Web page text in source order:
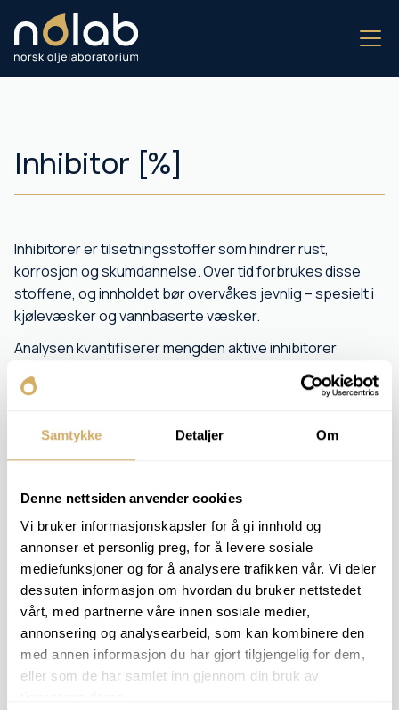
Samtykke Detaljer Om
Denne nettsiden anvender cookies
Vi bruker informasjonskapsler for å gi innhold og
annonser et personlig preg, for å levere sosiale
mediefunksjoner og for å analysere trafikken vår. Vi deler
dessuten informasjon om hvordan du bruker nettstedet
vårt, med partnerne våre innen sosiale medier,
annonsering og analysearbeid, som kan kombinere den
med annen informasjon du har gjort tilgjengelig for dem,
eller som de har samlet inn gjennom din bruk av
Inhibitor [%]
Inhibitorer er tilsetningsstoffer som hindrer rust,
korrosjon og skumdannelse. Over tid forbrukes disse
stoffene, og innholdet bør overvåkes jevnlig – spesielt i
kjølevæsker og vannbaserte væsker.
Analysen kvantifiserer mengden aktive inhibitorer
gjennom kjemisk reaksjon eller spektroskopi.
Kunden får vite om væsken fortsatt har tilstrekkelig
væsken må etterbehandles eller skiftes.
RELEVANTE ANALYSEPAKKER
COOLANT 2
COOLANT 3
COOLANT 4
Bestill analyse - Inhibitor [%]